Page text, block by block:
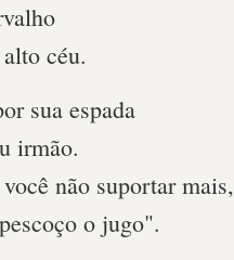
céu.
sua espada
irmão.
não suportar mais,
o jugo".